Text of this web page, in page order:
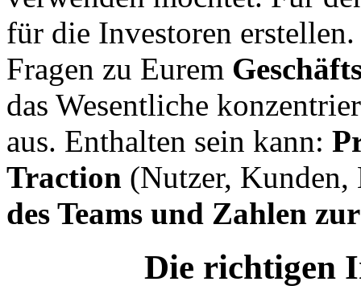
für die Investoren
Fragen zu Eurem
das Wesentliche
aus. Enthalten sein kann:
Traction (Nutzer,
des Teams und Zahlen
Die richtigen